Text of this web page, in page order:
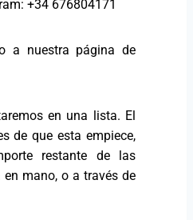
+34 676804171
a nuestra página de
en una lista. El
de que esta empiece,
restante de las
mano, o a través de